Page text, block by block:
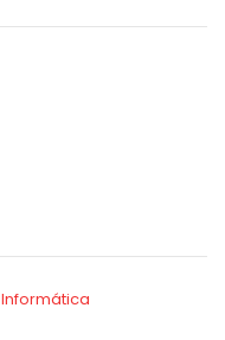
Informática